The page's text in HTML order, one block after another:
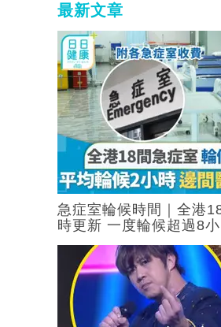
最新文章
急症室輪候時間｜全港
時更新 一度輪候超過8小